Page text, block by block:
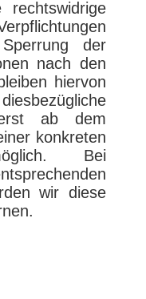
der
nach den
hiervon
ab dem
konkreten
Bei
wir diese